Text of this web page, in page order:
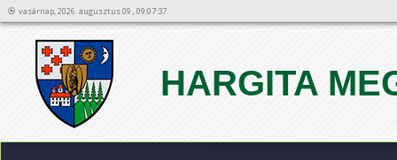
vasárnap, 2026. augusztus 09., 09:07:37
HARGITA